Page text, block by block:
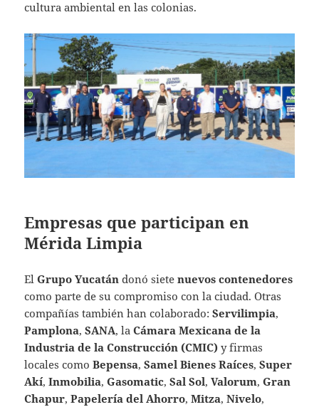
cultura ambiental en las colonias.
Empresas que participan en
Mérida Limpia
ElGrupo Yucatán donó sietenuevos contenedores
como parte de su compromiso con la ciudad. Otras
compañías también han colaborado:Servilimpia,
Pamplona,SANA, laCámara Mexicana de la
Industria de la Construcción (CMIC) y firmas
locales comoBepensa,Samel Bienes Raíces,Super
Akí,Inmobilia,Gasomatic,Sal Sol,Valorum,Gran
Chapur,Papelería del Ahorro,Mitza,Nivelo,